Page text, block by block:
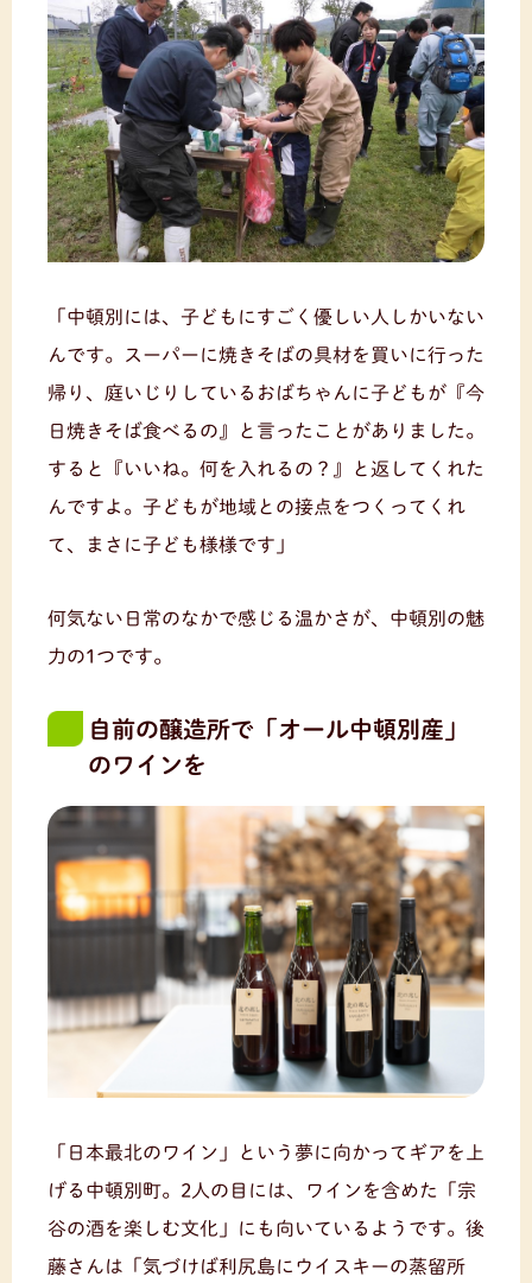
「中頓別には、子どもにすごく優しい人しかいない
んです。スーパーに焼きそばの具材を買いに行った
帰り、庭いじりしているおばちゃんに子どもが『今
日焼きそば食べるの』と言ったことがありました。
すると『いいね。何を入れるの？』と返してくれた
んですよ。子どもが地域との接点をつくってくれ
て、まさに子ども様様です」
何気ない日常のなかで感じる温かさが、中頓別の魅
力の1つです。
自前の醸造所で「オール中頓別産」
のワインを
「日本最北のワイン」という夢に向かってギアを上
げる中頓別町。2人の目には、ワインを含めた「宗
谷の酒を楽しむ文化」にも向いているようです。後
藤さんは「気づけば利尻島にウイスキーの蒸留所